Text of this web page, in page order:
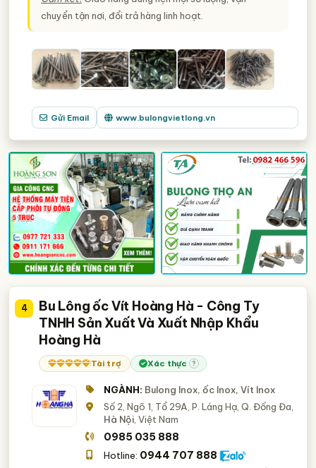
chuyển tận nơi, đổi trả hàng linh hoạt.
Gửi Email www.bulongvietlong.vn
4
Bu Lông ốc Vít Hoàng Hà - Công Ty
TNHH Sản Xuất Và Xuất Nhập Khẩu
Hoàng Hà
Tài trợ Xác thực ?
NGÀNH: Bulong Inox, ốc Inox, Vít Inox
Số 2, Ngõ 1, Tổ 29A, P. Láng Hạ, Q. Đống Đa,
Hà Nội , Việt Nam
0985 035 888
Hotline: 0944 707 888